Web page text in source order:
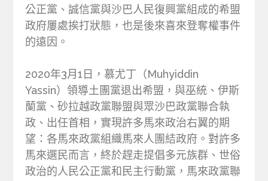
公正黨、誠信黨與沙巴人民復興黨組成的希盟
政府屢處挨打狀態，也是後來喜來登奪權事件
的遠因。
2020年3月1日，慕尤丁（Muhyiddin
Yassin）領導土團黨退出希盟，與巫統、伊斯
蘭黨、砂拉越政黨聯盟與眾沙巴政黨聯合執
政、出任首相，實現許多馬來政治右翼的期
望：各馬來政黨組織馬來人團結政府。對許多
馬來選民而言，終於趕走提倡多元族群、世俗
政治的人民公正黨和民主行動黨，馬來政黨聯